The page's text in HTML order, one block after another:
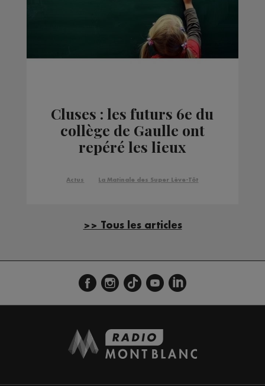
Cluses : les futurs 6e du
collège de Gaulle ont
repéré les lieux
Actus La Matinale des Super Lève-Tôt
>> Tous les articles